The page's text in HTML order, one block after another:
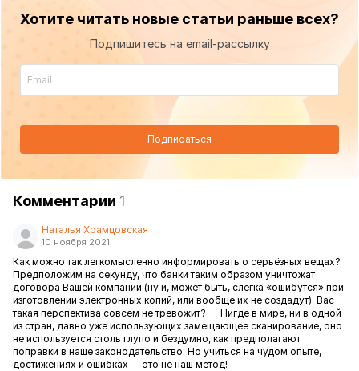
Хотите читать новые статьи раньше всех?
Подпишитесь на email-рассылку
Подписаться
Комментарии 1
Наталья Храмцовская
10 ноября 2021
Как можно так легкомысленно информировать о серьёзных вещах?
Предположим на секунду, что банки таким образом уничтожат
договора Вашей компании (ну и, может быть, слегка «ошибутся» при
изготовлении электронных копий, или вообще их не создадут). Вас
такая перспектива совсем не тревожит? — Нигде в мире, ни в одной
из стран, давно уже использующих замещающее сканирование, оно
не используется столь глупо и бездумно, как предполагают
поправки в наше законодательство. Но учиться на чудом опыте,
достижениях и ошибках — это не наш метод!